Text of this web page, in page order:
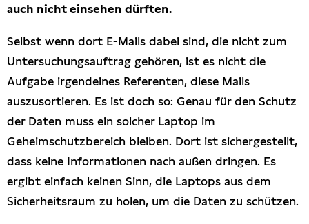
auch nicht einsehen dürften.
Selbst wenn dort E-Mails dabei sind, die nicht zum
Untersuchungsauftrag gehören, ist es nicht die
Aufgabe irgendeines Referenten, diese Mails
auszusortieren. Es ist doch so: Genau für den Schutz
der Daten muss ein solcher Laptop im
Geheimschutzbereich bleiben. Dort ist sichergestellt,
dass keine Informationen nach außen dringen. Es
ergibt einfach keinen Sinn, die Laptops aus dem
Sicherheitsraum zu holen, um die Daten zu schützen.